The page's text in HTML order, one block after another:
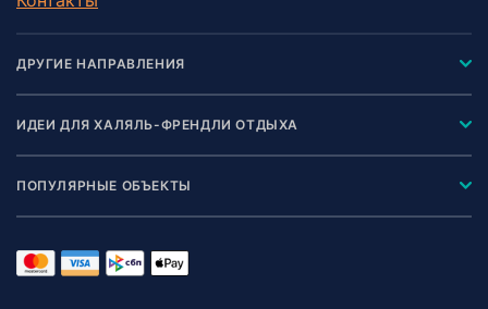
ДРУГИЕ НАПРАВЛЕНИЯ
ИДЕИ ДЛЯ ХАЛЯЛЬ-ФРЕНДЛИ ОТДЫХА
ПОПУЛЯРНЫЕ ОБЪЕКТЫ